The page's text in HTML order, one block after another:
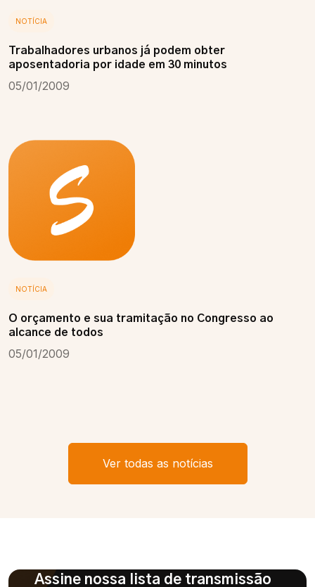
NOTÍCIA
Trabalhadores urbanos já podem obter
aposentadoria por idade em 30 minutos
05/01/2009
NOTÍCIA
O orçamento e sua tramitação no Congresso ao
alcance de todos
05/01/2009
Ver todas as notícias
Assine nossa lista de transmissão